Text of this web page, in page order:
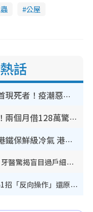
公屋
話
奪命寄生蟲｜食生菜狂瀉首現死者！疫潮惡化錄1.8萬宗病例 揭洗菜3大謬誤
銀行高層戀上水療女技師！兩個月借128萬驚覺「沉船」沉落火海 揭背後疑似邪教操控賣淫
內地客歎港人唔識老！揭港鐵保鮮級冷氣 港人求放過：咪投訴
牙線棒亂用隨時越清越污糟！牙醫驚揭盲目過戶細菌恐致蛀牙：呢種先係日常真保養
WhatsApp預設貼圖點刪？揭1招「反向操作」還原簡潔介面 附3步實測教學